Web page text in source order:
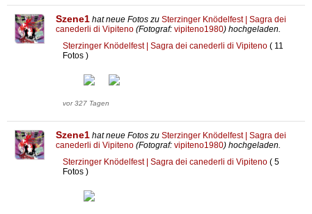
Szene1 hat neue Fotos zu Sterzinger Knödelfest | Sagra dei
canederli di Vipiteno (Fotograf: vipiteno1980) hochgeladen.
Sterzinger Knödelfest | Sagra dei canederli di Vipiteno ( 11
Fotos )
vor 327 Tagen
Szene1 hat neue Fotos zu Sterzinger Knödelfest | Sagra dei
canederli di Vipiteno (Fotograf: vipiteno1980) hochgeladen.
Sterzinger Knödelfest | Sagra dei canederli di Vipiteno ( 5
Fotos )